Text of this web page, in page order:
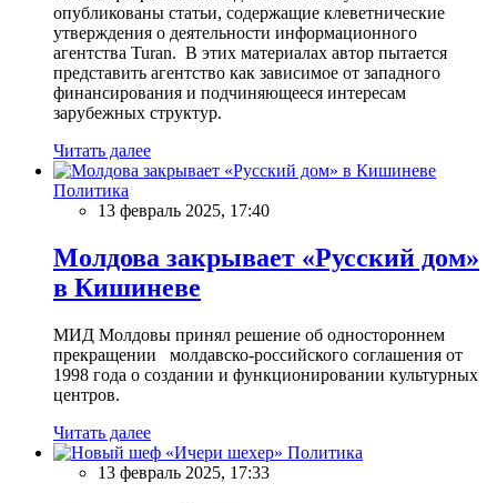
опубликованы статьи, содержащие клеветнические
утверждения о деятельности информационного
агентства Turan. В этих материалах автор пытается
представить агентство как зависимое от западного
финансирования и подчиняющееся интересам
зарубежных структур.
Читать далее
Политика
13 февраль 2025, 17:40
Молдова закрывает «Русский дом»
в Кишиневе
МИД Молдовы принял решение об одностороннем
прекращении молдавско-российского соглашения от
1998 года о создании и функционировании культурных
центров.
Читать далее
Политика
13 февраль 2025, 17:33